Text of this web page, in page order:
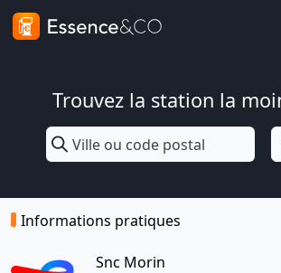
Trouvez la station la
Informations pratiques
Snc Morin